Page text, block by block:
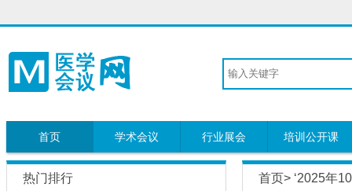
首页 学术会议 行业展会 培训公开课
热门排行 首页> ‘2025年